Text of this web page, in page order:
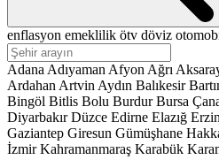
enflasyon emeklilik ötv döviz
Adana Adıyaman Afyon Ağrı
Ardahan Artvin Aydın Balıkesir
Bingöl Bitlis Bolu Burdur Bursa
Diyarbakır Düzce Edirne Elazığ
Gaziantep Giresun Gümüşhane
İzmir Kahramanmaraş Karabük